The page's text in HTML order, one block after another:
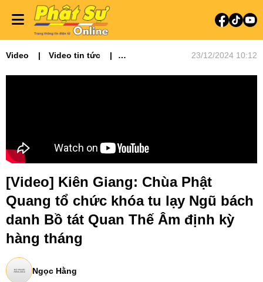
Video
Video tin tức
23/12/2024 10:12
[Video] Kiên Giang: Chùa Phật
Quang tổ chức khóa tu lạy Ngũ bách
danh Bồ tát Quan Thế Âm định kỳ
hàng tháng
Ngọc Hằng